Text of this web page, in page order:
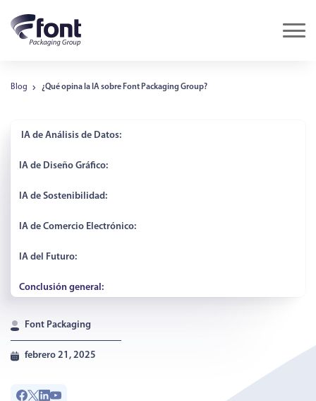
Blog ¿Qué opina la IA sobre Font Packaging Group?
IA de Análisis de Datos:
IA de Diseño Gráfico:
IA de Sostenibilidad:
IA de Comercio Electrónico:
IA del Futuro:
Conclusión general:
Font Packaging
febrero 21, 2025